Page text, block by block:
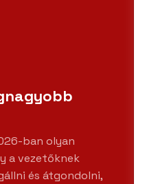
ban olyan
a vezetőknek
és átgondolni,